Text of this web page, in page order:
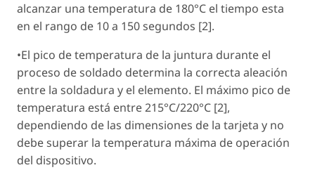
alcanzar una temperatura de 180°C el tiempo esta
en el rango de 10 a 150 segundos [2].
•El pico de temperatura de la juntura durante el
proceso de soldado determina la correcta aleación
entre la soldadura y el elemento. El máximo pico de
temperatura está entre 215°C/220°C [2],
dependiendo de las dimensiones de la tarjeta y no
debe superar la temperatura máxima de operación
del dispositivo.